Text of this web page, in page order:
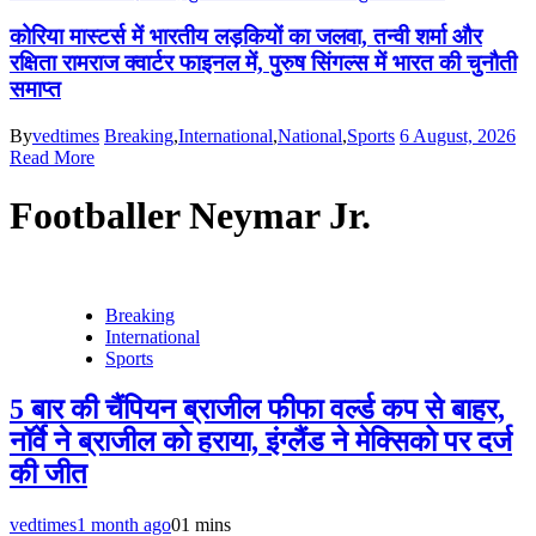
कोरिया मास्टर्स में भारतीय लड़कियों का जलवा, तन्वी शर्मा और
रक्षिता रामराज क्वार्टर फाइनल में, पुरुष सिंगल्स में भारत की चुनौती
समाप्त
Byvedtimes Breaking,International,National,Sports 6 August, 2026
Read More
Footballer Neymar Jr.
Breaking
International
Sports
5 बार की चैंपियन ब्राजील फीफा वर्ल्ड कप से बाहर,
नॉर्वे ने ब्राजील को हराया, इंग्लैंड ने मेक्सिको पर दर्ज
की जीत
vedtimes1 month ago01 mins